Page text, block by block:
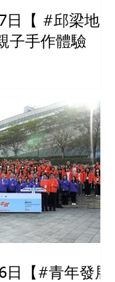
日【 #邱梁地
子手作體驗
日【#青年發展